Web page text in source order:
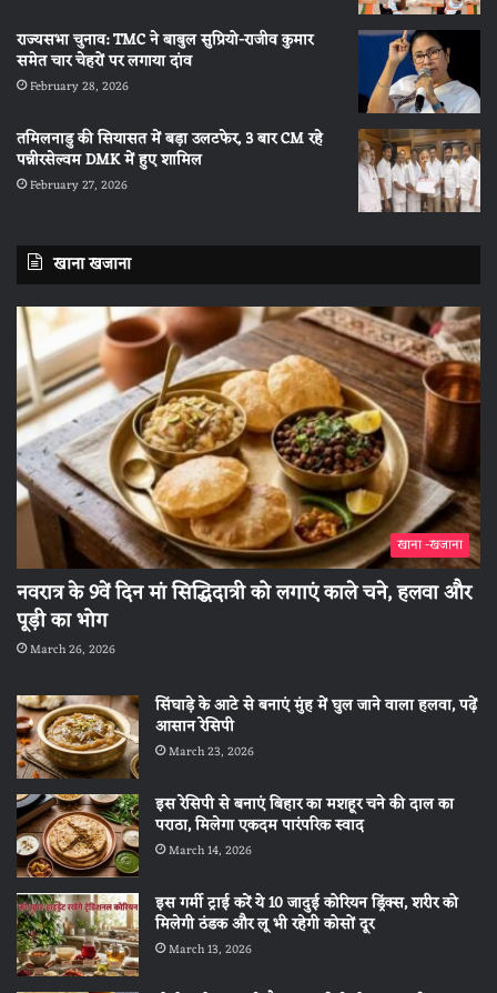
राज्यसभा चुनाव: TMC ने बाबुल सुप्रियो-राजीव कुमार
समेत चार चेहरों पर लगाया दांव
February 28, 2026
तमिलनाडु की सियासत में बड़ा उलटफेर, 3 बार CM रहे
पन्नीरसेल्वम DMK में हुए शामिल
February 27, 2026
खाना खजाना
खाना -खजाना
नवरात्र के 9वें दिन मां सिद्धिदात्री को लगाएं काले चने, हलवा और
पूड़ी का भोग
March 26, 2026
सिंघाड़े के आटे से बनाएं मुंह में घुल जाने वाला हलवा, पढ़ें
आसान रेसिपी
March 23, 2026
इस रेसिपी से बनाएं बिहार का मशहूर चने की दाल का
पराठा, मिलेगा एकदम पारंपरिक स्वाद
March 14, 2026
इस गर्मी ट्राई करें ये 10 जादुई कोरियन ड्रिंक्स, शरीर को
मिलेगी ठंडक और लू भी रहेगी कोसों दूर
March 13, 2026